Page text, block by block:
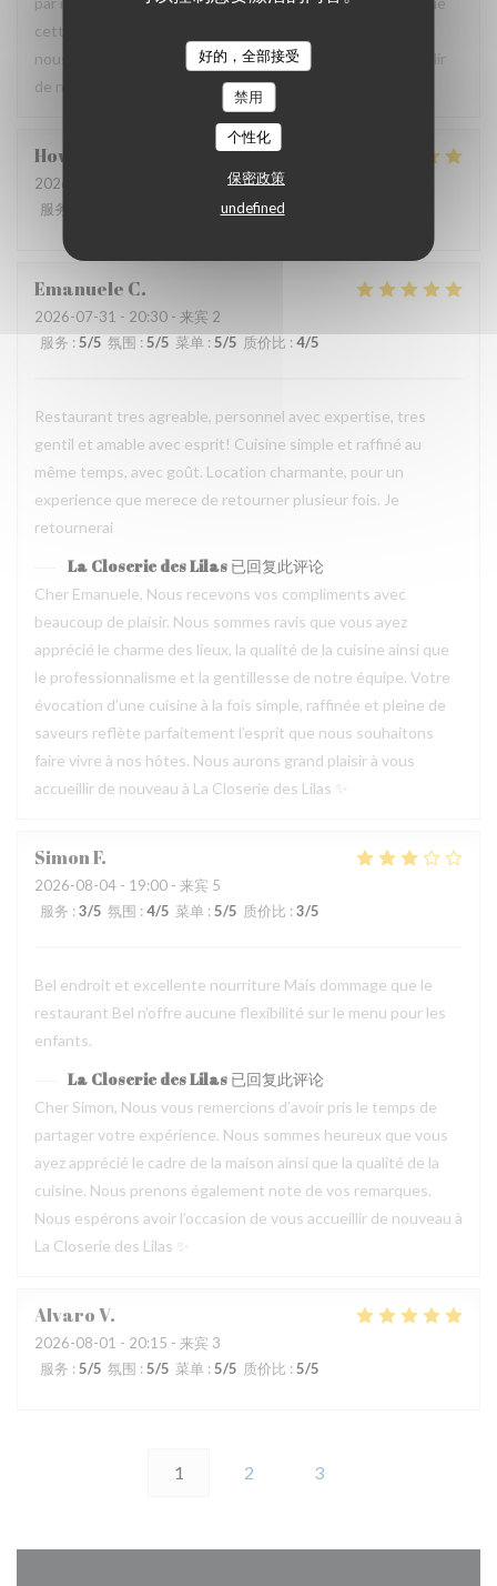
好的，全部接受
禁用
个性化
保密政策
undefined
cette expérience a contribué à la réussite de votre repas
nous fait très plaisir. Nous serons heureux de vous accueillir
de nouveau à La Closerie des Lilas ✨
Howard
2026-07-31
服务
5/5 质价比
Emanuele C
2026-07-31 - 20:30 - 来宾 2
服务 : 5/5 氛围 : 5/5 菜单 : 5/5 质价比 : 4/5
Restaurant tres agreable, personnel avec expertise, tres
gentil et amable avec esprit! Cuisine simple et raffiné au
même temps, avec goût. Location charmante, pour un
experience que merece de retourner plusieur fois. Je
retournerai
La Closerie des Lilas 已回复此评论
Cher Emanuele, Nous recevons vos compliments avec
beaucoup de plaisir. Nous sommes ravis que vous ayez
apprécié le charme des lieux, la qualité de la cuisine ainsi que
le professionnalisme et la gentillesse de notre équipe. Votre
évocation d’une cuisine à la fois simple, raffinée et pleine de
saveurs reflète parfaitement l’esprit que nous souhaitons
faire vivre à nos hôtes. Nous aurons grand plaisir à vous
accueillir de nouveau à La Closerie des Lilas ✨
SimonF
2026-08-04 - 19:00 - 来宾 5
服务 : 3/5 氛围 : 4/5 菜单 : 5/5 质价比 : 3/5
Bel endroit et excellente nourriture Mais dommage que le
restaurant Bel n’offre aucune flexibilité sur le menu pour les
enfants.
La Closerie des Lilas 已回复此评论
Cher Simon, Nous vous remercions d’avoir pris le temps de
partager votre expérience. Nous sommes heureux que vous
ayez apprécié le cadre de la maison ainsi que la qualité de la
cuisine. Nous prenons également note de vos remarques.
Nous espérons avoir l’occasion de vous accueillir de nouveau à
La Closerie des Lilas ✨
AlvaroV
2026-08-01 - 20:15 - 来宾 3
服务 : 5/5 氛围 : 5/5 菜单 : 5/5 质价比 : 5/5
1 2 3